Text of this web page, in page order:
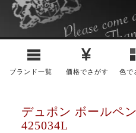
ブランド一覧 価格でさがす 色で
デュポン ボールペ
425034L